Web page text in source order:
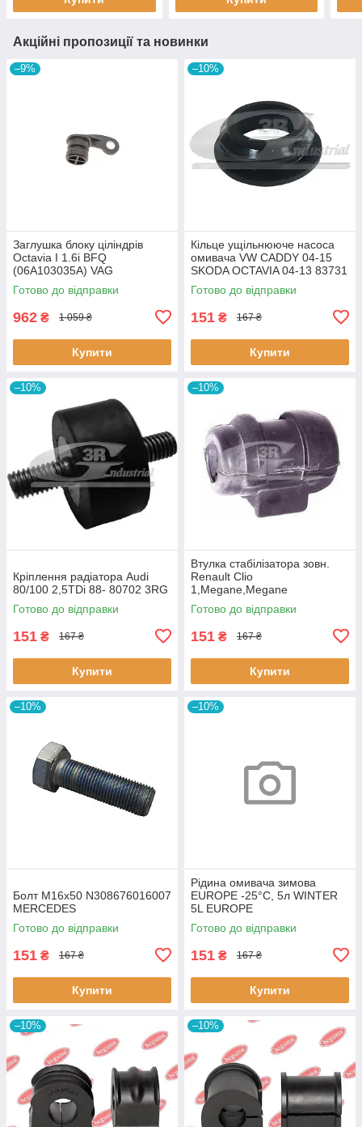
Акційні пропозиції та новинки
–9%
Заглушка блоку ціліндрів
Octavia I 1.6i BFQ
(06A103035A) VAG
06A103035A VAG
Готово до відправки
962 ₴ 1 059 ₴
Купити
–10%
Кiльце ущiльнююче насоса
омивача VW CADDY 04-15
SKODA OCTAVIA 04-13 83731
3RG
Готово до відправки
151 ₴ 167 ₴
Купити
–10%
Кріплення радіатора Audi
80/100 2,5TDi 88- 80702 3RG
Готово до відправки
151 ₴ 167 ₴
Купити
–10%
Втулка стабiлізатора зовн.
Renault Clio
1,Megane,Megane
Classic,Megane Scenic,R19
60643 3RG
Готово до відправки
151 ₴ 167 ₴
Купити
–10%
Болт M16x50 N308676016007
MERCEDES
Готово до відправки
151 ₴ 167 ₴
Купити
–10%
Рідина омивача зимова
EUROPE -25°C, 5л WINTER
5L EUROPE
Готово до відправки
151 ₴ 167 ₴
Купити
–10% –10%